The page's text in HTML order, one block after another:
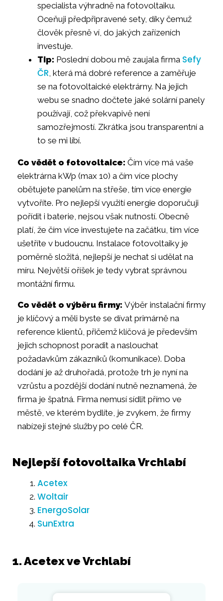
specialista výhradně na fotovoltaiku.
Oceňuji předpřipravené sety, díky čemuž
člověk přesně ví, do jakých zařízeních
investuje.
Tip: Poslední dobou mě zaujala firma Sefy
ČR, která má dobré reference a zaměřuje
se na fotovoltaické elektrárny. Na jejich
webu se snadno dočtete jaké solární panely
používají, což překvapivě není
samozřejmostí. Zkrátka jsou transparentní a
to se mi líbí.
Co vědět o fotovoltaice: Čím více má vaše
elektrárna kWp (max 10) a čím více plochy
obětujete panelům na střeše, tím více energie
vytvoříte. Pro nejlepší využití energie doporučuji
pořídit i baterie, nejsou však nutností. Obecně
platí, že čím více investujete na začátku, tím více
ušetříte v budoucnu. Instalace fotovoltaiky je
poměrně složitá, nejlepší je nechat si udělat na
míru. Největší oříšek je tedy vybrat správnou
montážní firmu.
Co vědět o výběru firmy: Výběr instalační firmy
je klíčový a měli byste se dívat primárně na
reference klientů, přičemž klíčová je především
jejich schopnost poradit a naslouchat
požadavkům zákazníků (komunikace). Doba
dodání je až druhořadá, protože trh je nyní na
vzrůstu a pozdější dodání nutně neznamená, že
firma je špatná. Firma nemusí sídlit přímo ve
městě, ve kterém bydlíte, je zvykem, že firmy
nabízejí stejné služby po celé ČR.
Nejlepší fotovoltaika Vrchlabí
Acetex
Woltair
EnergoSolar
SunExtra
1. Acetex ve Vrchlabí